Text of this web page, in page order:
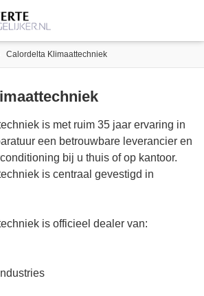
Calordelta Klimaattechniek
is met ruim 35 jaar ervaring in
een betrouwbare leverancier en
bij u thuis of op kantoor.
is centraal gevestigd in
is officieel dealer van: